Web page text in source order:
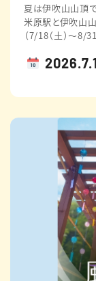
夏は伊吹山山頂
米原駅と伊吹山
（7/18（土）～8/